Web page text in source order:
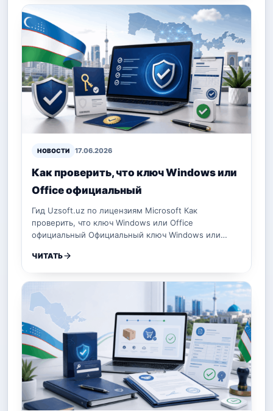
НОВОСТИ 17.06.2026
Как проверить, что ключ Windows или
Office официальный
Гид Uzsoft.uz по лицензиям Microsoft Как
проверить, что ключ Windows или Office
официальный Официальный ключ Windows или…
ЧИТАТЬ